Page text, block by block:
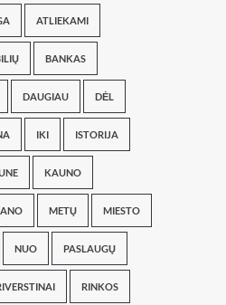
ATLIEKAMI
BANKAS
DAUGIAU DĖL
IKI ISTORIJA
KAUNO
METŲ MIESTO
NUO PASLAUGŲ
RINKOS